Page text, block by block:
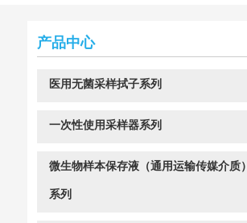
产品中心
医用无菌采样拭子系列
一次性使用采样器系列
微生物样本保存液（通用运输传媒介质）
系列